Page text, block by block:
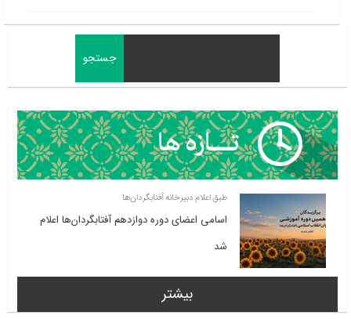
طبق اعلام دبیرخانه آفتابگردان‌ها
اسامی اعضای دوره دوازدهم آفتابگردان‌ها اعلام
شد
بیشتر